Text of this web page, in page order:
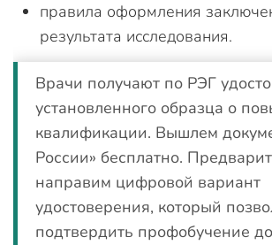
правила оформления
результата исследования.
Врачи получают по РЭГ
установленного образца о
квалификации. Вышлем
России» бесплатно.
направим цифровой вариант
удостоверения, который
подтвердить профобучение